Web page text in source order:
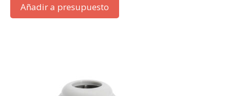
Añadir a presupuesto